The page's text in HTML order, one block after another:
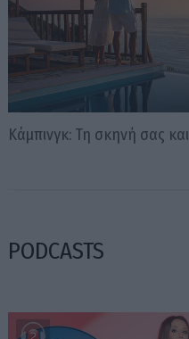
Κάμπινγκ: Τη σκηνή σας
PODCASTS